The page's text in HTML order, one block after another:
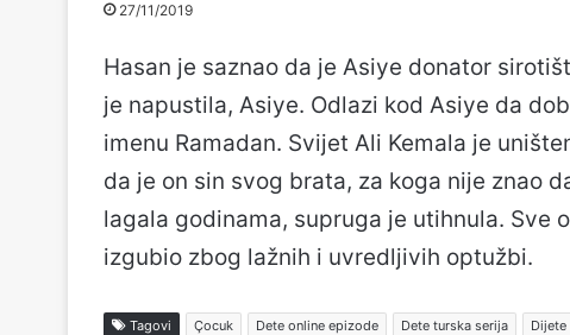
27/11/2019
Hasan je saznao da je Asiye donator
je napustila, Asiye. Odlazi kod Asiye da
imenu Ramadan. Svijet Ali Kemala je
da je on sin svog brata, za koga nije znao
lagala godinama, supruga je utihnula. Sve
izgubio zbog lažnih i uvredljivih optužbi.
Tagovi Çocuk Dete online epizode Dete turska serija Dijete